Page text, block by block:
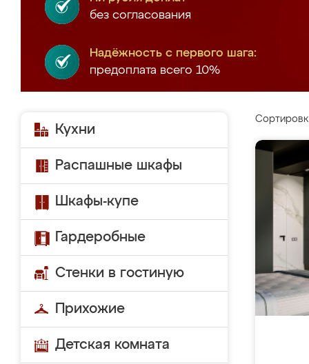
без согласования
Надёжность с первого шага:
предоплата всего 10%
Кухни
Распашные шкафы
Шкафы-купе
Гардеробные
Стенки в гостиную
Прихожие
Детская комната